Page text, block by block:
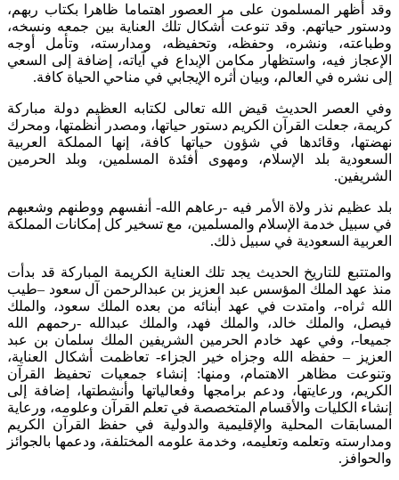
المسلمون على مر العصور اهتماما ظاهرا بكتاب ربهم،
حياتهم. وقد تنوعت أشكال تلك العناية بين جمعه ونسخه،
ونشره، وحفظه، وتحفيظه، ومدارسته، وتأمل أوجه
فيه، واستظهار مكامن الإبداع في آياته، إضافة إلى السعي
في العالم، وبيان أثره الإيجابي في مناحي الحياة كافة.
الحديث قيض الله تعالى لكتابه العظيم دولة مباركة
جعلت القرآن الكريم دستور حياتها، ومصدر أنظمتها، ومحرك
وقائدها في شؤون حياتها كافة، إنها المملكة العربية
بلد الإسلام، ومهوى أفئدة المسلمين، وبلد الحرمين
نذر ولاة الأمر فيه -رعاهم الله- أنفسهم ووطنهم وشعبهم
خدمة الإسلام والمسلمين، مع تسخير كل إمكانات المملكة
السعودية في سبيل ذلك.
للتاريخ الحديث يجد تلك العناية الكريمة المباركة قد بدأت
الملك المؤسس عبد العزيز بن عبدالرحمن آل سعود –طيب
، وامتدت في عهد أبنائه من بعده الملك سعود، والملك
والملك خالد، والملك فهد، والملك عبدالله -رحمهم الله
، وفي عهد خادم الحرمين الشريفين الملك سلمان بن عبد
– حفظه الله وجزاه خير الجزاء- تعاظمت أشكال العناية،
مظاهر الاهتمام، ومنها: إنشاء جمعيات تحفيظ القرآن
ورعايتها، ودعم برامجها وفعالياتها وأنشطتها، إضافة إلى
والأقسام المتخصصة في تعلم القرآن وعلومه، ورعاية
المحلية والإقليمية والدولية في حفظ القرآن الكريم
وتعلمه وتعليمه، وخدمة علومه المختلفة، ودعمها بالجوائز